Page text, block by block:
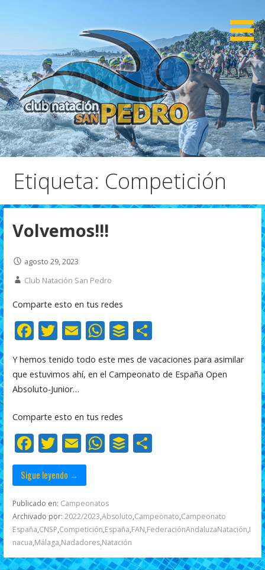
Club Natación San Pedro
CNSP
Etiqueta: Competición
Volvemos!!!
agosto 29, 2023
Club Natación San Pedro
Comparte esto en tus redes
F
e
b
o
k
T
w
itt
er
E
m
ai
l
W
at
p
p
B
uf
f
C
m
r
Y hemos tenido todo este mes de vacaciones para asimilar
que estuvimos ahí, en el Campeonato de España Open
Absoluto-Junior…
Comparte esto en tus redes
F
ac
e
b
o
o
k
T
w
itt
er
E
m
ai
l
W
s
A
p
p
B C
ar
ti
r
Sigue leyendo →
Publicado en: Campeonatos
Archivado por: 2022/2023,Absoluto,Campeonato,Campeonato
España,CNSP,Competición,España,FAN,FederaciónAndaluzaNatación,I
nacua,Málaga,Nadadores,Natación